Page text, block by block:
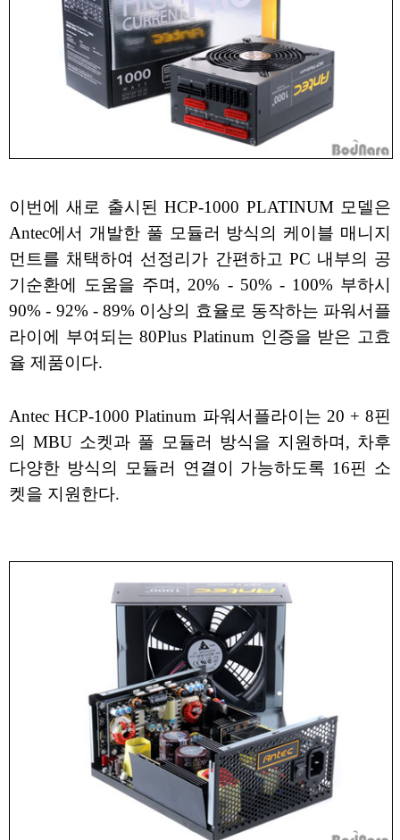
이번에 새로 출시된 HCP-1000 PLATINUM 모델은
Antec에서 개발한 풀 모듈러 방식의 케이블 매니지
먼트를 채택하여 선정리가 간편하고 PC 내부의 공
기순환에 도움을 주며, 20% - 50% - 100% 부하시
90% - 92% - 89% 이상의 효율로 동작하는 파워서플
라이에 부여되는 80Plus Platinum 인증을 받은 고효
율 제품이다.
Antec HCP-1000 Platinum 파워서플라이는 20 + 8핀
의 MBU 소켓과 풀 모듈러 방식을 지원하며, 차후
다양한 방식의 모듈러 연결이 가능하도록 16핀 소
켓을 지원한다.